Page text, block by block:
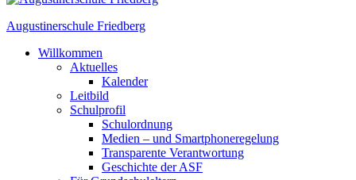
Augustinerschule Friedberg
Willkommen
Aktuelles
Kalender
Leitbild
Schulprofil
Schulordnung
Medien – und Smartphoneregelung
Transparente Verantwortung
Geschichte der ASF